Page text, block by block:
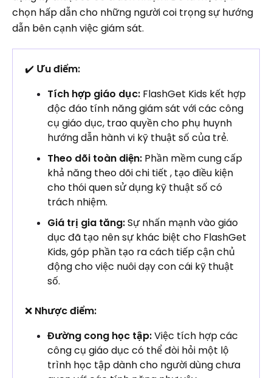
chọn hấp dẫn cho những người coi trọng sự hướng
dẫn bên cạnh việc giám sát.
✔️ Ưu điểm:
Tích hợp giáo dục: FlashGet Kids kết hợp
độc đáo tính năng giám sát với các công
cụ giáo dục, trao quyền cho phụ huynh
hướng dẫn hành vi kỹ thuật số của trẻ.
Theo dõi toàn diện: Phần mềm cung cấp
khả năng theo dõi chi tiết , tạo điều kiện
cho thói quen sử dụng kỹ thuật số có
trách nhiệm.
Giá trị gia tăng:Sự nhấn mạnh vào giáo
dục đã tạo nên sự khác biệt cho FlashGet
Kids, góp phần tạo ra cách tiếp cận chủ
động cho việc nuôi dạy con cái kỹ thuật
số.
❌ Nhược điểm:
Đường cong học tập:Việc tích hợp các
công cụ giáo dục có thể đòi hỏi một lộ
trình học tập dành cho người dùng chưa